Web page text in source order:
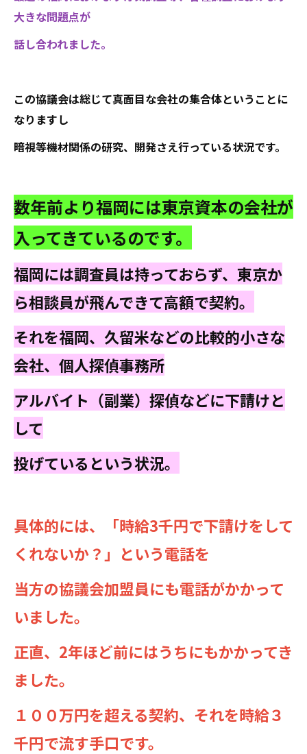
大きな問題点が
話し合われました。
この協議会は総じて真面目な会社の集合体ということに
なりますし
暗視等機材関係の研究、開発さえ行っている状況です。
数年前より福岡には東京資本の会社が
入ってきているのです。
福岡には調査員は持っておらず、東京か
ら相談員が飛んできて高額で契約。
それを福岡、久留米などの比較的小さな
会社、個人探偵事務所
アルバイト（副業）探偵などに下請けと
して
投げているという状況。
具体的には、「時給3千円で下請けをして
くれないか？」という電話を
当方の協議会加盟員にも電話がかかって
いました。
正直、2年ほど前にはうちにもかかってき
ました。
１００万円を超える契約、それを時給３
千円で流す手口です。